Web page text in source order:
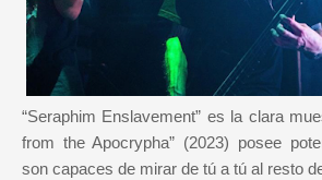
“Seraphim Enslavement” es la clara
from the Apocrypha” (2023) posee
son capaces de mirar de tú a tú al resto